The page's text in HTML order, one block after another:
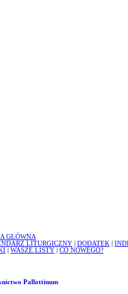
GŁÓWNA
LITURGICZNY DODATEK
WASZE LISTY CO NOWEGO?
Pallottinum